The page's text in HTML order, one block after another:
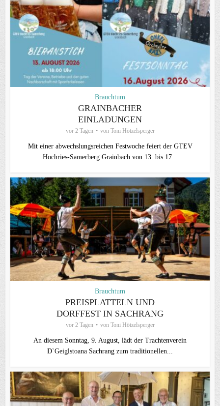
Brauchtum
GRAINBACHER
EINLADUNGEN
vor 2 Tagen von Toni Hötzelsperger
Mit einer abwechslungsreichen Festwoche feiert der GTEV
Hochries-Samerberg Grainbach von 13. bis 17...
Brauchtum
PREISPLATTELN UND
DORFFEST IN SACHRANG
vor 2 Tagen von Toni Hötzelsperger
An diesem Sonntag, 9. August, lädt der Trachtenverein
D`Geiglstoana Sachrang zum traditionellen...